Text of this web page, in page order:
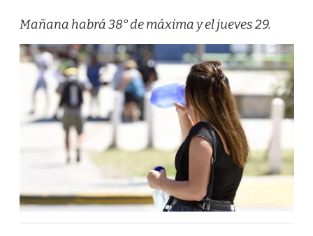
Mañana habrá 38° de máxima y el jueves 29.